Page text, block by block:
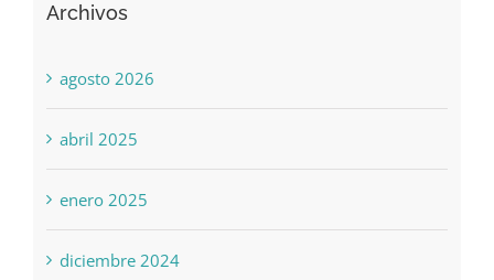
Archivos
agosto 2026
abril 2025
enero 2025
diciembre 2024